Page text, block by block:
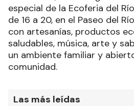
especial de la Ecoferia del
de 16 a 20, en el Paseo del
con artesanías, productos
saludables, música, arte y
un ambiente familiar y
comunidad.
Las más leídas